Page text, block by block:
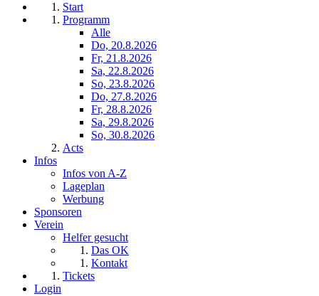
Start
Programm
Alle
Do, 20.8.2026
Fr, 21.8.2026
Sa, 22.8.2026
So, 23.8.2026
Do, 27.8.2026
Fr, 28.8.2026
Sa, 29.8.2026
So, 30.8.2026
Acts
Infos
Infos von A-Z
Lageplan
Werbung
Sponsoren
Verein
Helfer gesucht
Das OK
Kontakt
Tickets
Login